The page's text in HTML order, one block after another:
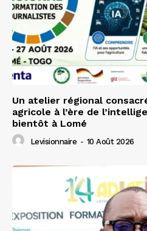
Un atelier régional
agricole à l’ère de
bientôt à Lomé
Levisionnaire - 10 Août 2026